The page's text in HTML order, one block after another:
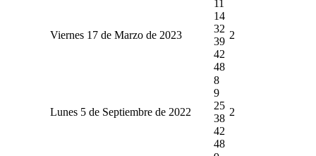
Viernes 17 de Marzo de 2023
11
14
32
39
42
48
2
Lunes 5 de Septiembre de 2022
8
9
25
38
42
48
2